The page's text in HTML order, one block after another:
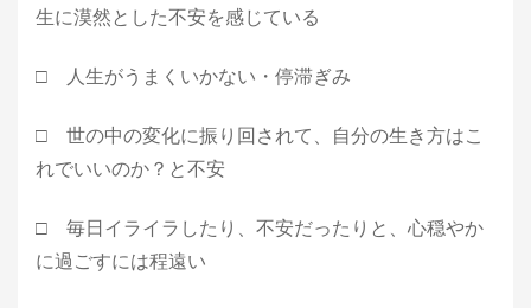
生に漠然とした不安を感じている
□ 人生がうまくいかない・停滞ぎみ
□ 世の中の変化に振り回されて、自分の生き方はこ
れでいいのか？と不安
□ 毎日イライラしたり、不安だったりと、心穏やか
に過ごすには程遠い